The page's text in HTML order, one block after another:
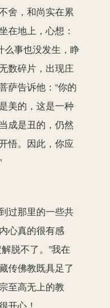
舍，和尚实在累
在地上，心想：
么事也没发生，睁
数碎片，出现庄
萨告诉他：“你的
美的，这是一种
成是丑的，仍然
悟。因此，你应
过那里的一些共
心真的很有感
脱不了。”我在
传佛教既具足了
至高无上的教